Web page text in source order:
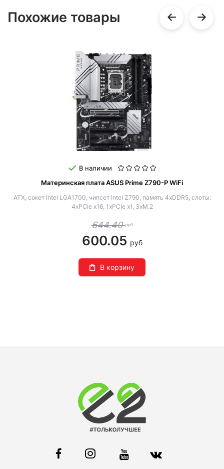
Похожие товары
В наличии
Материнская плата ASUS Prime Z790-P WiFi
ATX, сокет Intel LGA1700, чипсет Intel Z790, память 4xDDR5, слоты:
4xPCIe x16, 1xPCIe x1, 3xM.2
644.40руб
600.05 руб
В корзину